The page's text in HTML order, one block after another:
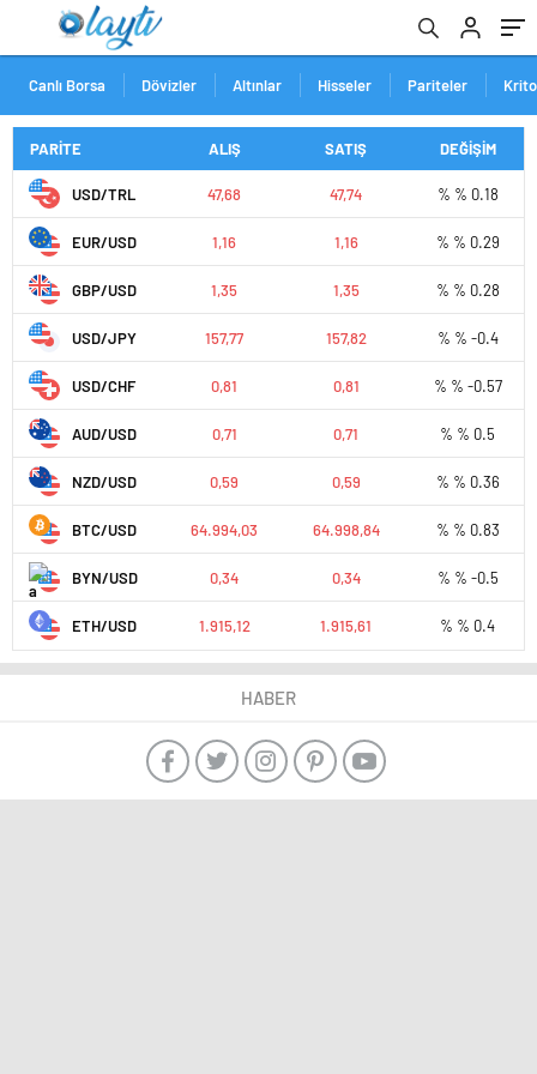
Canlı Borsa Dövizler Altınlar Hisseler Pariteler
PARİTE ALIŞ SATIŞ DEĞİŞİM
USD/TRL 47,68 47,74 % % 0.18
EUR/USD 1,16 1,16 % % 0.29
GBP/USD 1,35 1,35 % % 0.28
USD/JPY 157,77 157,82 % % -0.4
USD/CHF 0,81 0,81 % % -0.57
AUD/USD 0,71 0,71 % % 0.5
NZD/USD 0,59 0,59 % % 0.36
BTC/USD 64.994,03 64.998,84 % % 0.83
BYN/USD 0,34 0,34 % % -0.5
ETH/USD 1.915,12 1.915,61 % % 0.4
HABER